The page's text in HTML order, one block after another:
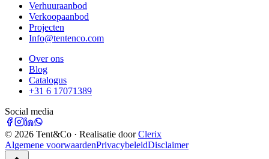
Verhuuraanbod
Verkoopaanbod
Projecten
Info@tentenco.com
Over ons
Blog
Catalogus
+31 6 17071389
Social media
© 2026 Tent&Co · Realisatie door Clerix
Algemene voorwaardenPrivacybeleidDisclaimer